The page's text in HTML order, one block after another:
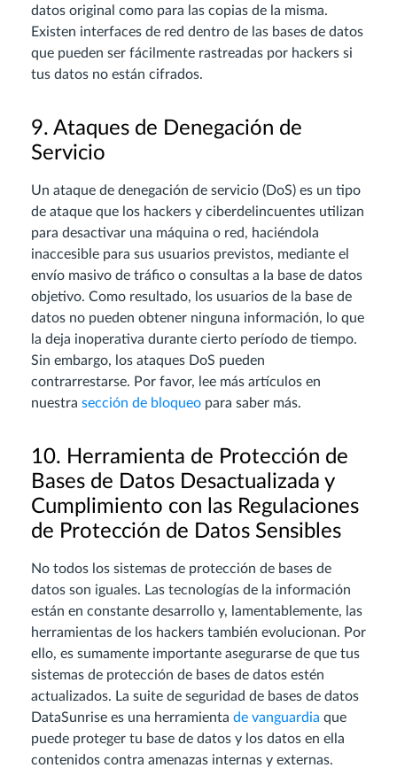
datos original como para las copias de la misma.
Existen interfaces de red dentro de las bases de datos
que pueden ser fácilmente rastreadas por hackers si
tus datos no están cifrados.
9. Ataques de Denegación de
Servicio
Un ataque de denegación de servicio (DoS) es un tipo
de ataque que los hackers y ciberdelincuentes utilizan
para desactivar una máquina o red, haciéndola
inaccesible para sus usuarios previstos, mediante el
envío masivo de tráfico o consultas a la base de datos
objetivo. Como resultado, los usuarios de la base de
datos no pueden obtener ninguna información, lo que
la deja inoperativa durante cierto período de tiempo.
Sin embargo, los ataques DoS pueden
contrarrestarse. Por favor, lee más artículos en
nuestra sección de bloqueo para saber más.
10. Herramienta de Protección de
Bases de Datos Desactualizada y
Cumplimiento con las Regulaciones
de Protección de Datos Sensibles
No todos los sistemas de protección de bases de
datos son iguales. Las tecnologías de la información
están en constante desarrollo y, lamentablemente, las
herramientas de los hackers también evolucionan. Por
ello, es sumamente importante asegurarse de que tus
sistemas de protección de bases de datos estén
actualizados. La suite de seguridad de bases de datos
DataSunrise es una herramienta de vanguardia que
puede proteger tu base de datos y los datos en ella
contenidos contra amenazas internas y externas.